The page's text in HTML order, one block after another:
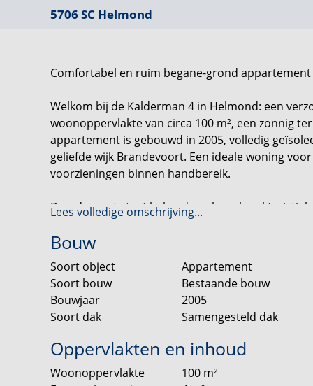
5706 SC Helmond
Comfortabel en ruim begane-grond
Welkom bij de Kalderman 4 in Helmond: een
woonoppervlakte van circa 100 m², een zonnig
appartement is gebouwd in 2005, volledig
geliefde wijk Brandevoort. Een ideale woning
voorzieningen binnen handbereik.
Brandevoort staat bekend om haar
uitstekende voorzieningen. Winkels, scholen,
gelegen. Daarnaast zorgen de nabijgelegen
Bijzonderheden:
- Begane-grond appartement met terras op het
- Bouwjaar 2005;
- Woonoppervlakte ca. 100 m²;
- Volledig geïsoleerd;
- Twee slaapkamers;
Lees volledige omschrijving...
Bouw
Soort object
Appartement
Soort bouw
Bestaande bouw
Bouwjaar
2005
Soort dak
Samengesteld dak
Oppervlakten en inhoud
Woonoppervlakte 100 m²